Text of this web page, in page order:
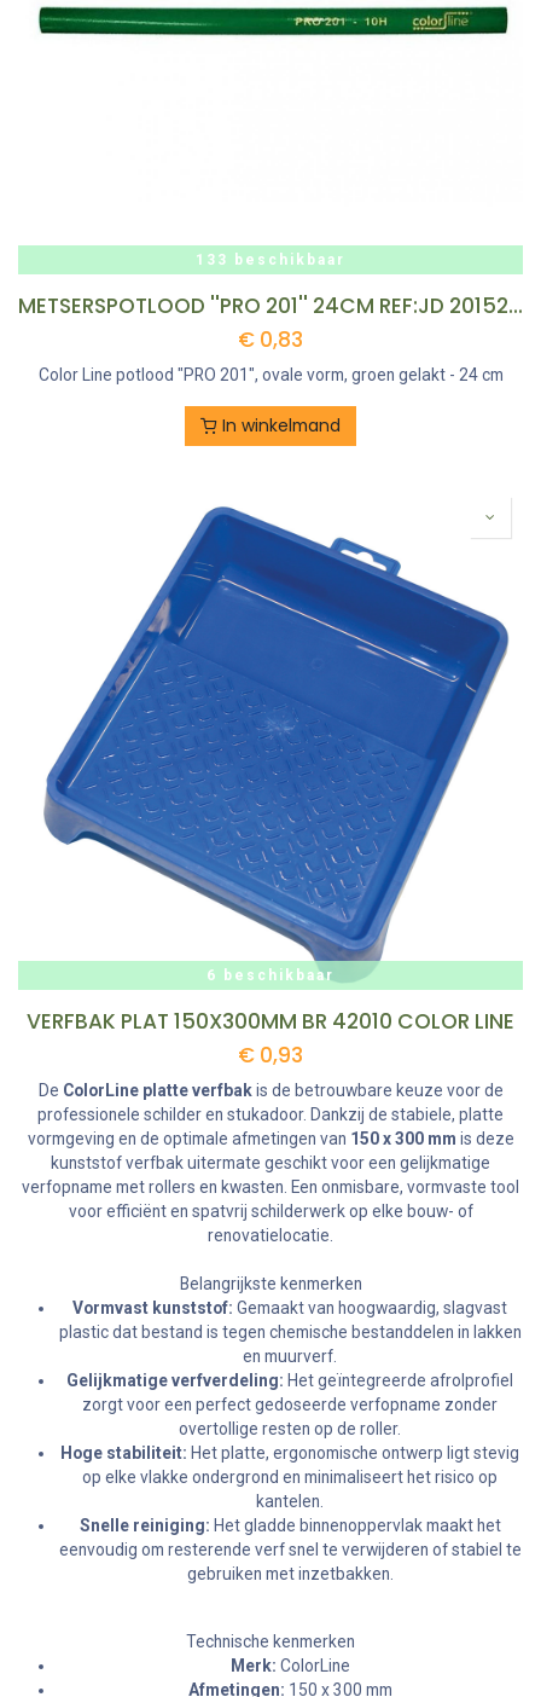
133 beschikbaar
METSERSPOTLOOD ''PRO 201'' 24CM REF:JD 201524 COLOR LINE
€ 0,83
Color Line potlood "PRO 201", ovale vorm, groen gelakt - 24 cm
In winkelmand
6 beschikbaar
VERFBAK PLAT 150X300MM BR 42010 COLOR LINE
€ 0,93
De ColorLine platte verfbakis de betrouwbare keuze voor de
professionele schilder en stukadoor. Dankzij de stabiele, platte
vormgeving en de optimale afmetingen van 150 x 300 mm is deze
kunststof verfbak uitermate geschikt voor een gelijkmatige
verfopname met rollers en kwasten. Een onmisbare, vormvaste tool
voor efficiënt en spatvrij schilderwerk op elke bouw- of
renovatielocatie.
Belangrijkste kenmerken
Vormvast kunststof: Gemaakt van hoogwaardig, slagvast
plastic dat bestand is tegen chemische bestanddelen in lakken
en muurverf.
Gelijkmatige verfverdeling: Het geïntegreerde afrolprofiel
zorgt voor een perfect gedoseerde verfopname zonder
overtollige resten op de roller.
Hoge stabiliteit: Het platte, ergonomische ontwerp ligt stevig
op elke vlakke ondergrond en minimaliseert het risico op
kantelen.
Snelle reiniging: Het gladde binnenoppervlak maakt het
eenvoudig om resterende verf snel te verwijderen of stabiel te
gebruiken met inzetbakken.
Technische kenmerken
Merk: ColorLine
Afmetingen: 150 x 300 mm